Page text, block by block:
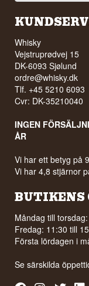
Whisky
Vejstruprødvej 15
DK-6093 Sjølund
ordre@whisky.dk
Tlf. +45 5210 6093
Cvr: DK-35210040
INGEN
ÅR
Vi har ett betyg på
Vi har 4,8 stjärnor
BUTIKENS
Måndag till
Fredag: 11:30 till
Första lördagen i
Se särskilda